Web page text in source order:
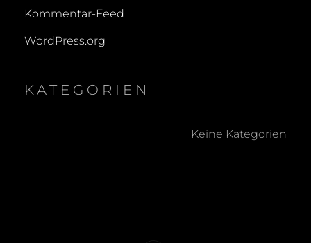
Kommentar-Feed
WordPress.org
KATEGORIEN
Keine Kategorien